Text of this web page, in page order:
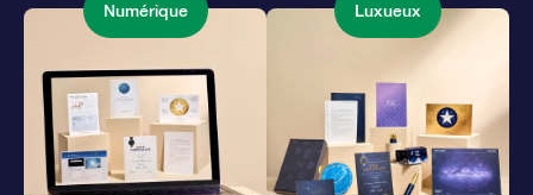
Numérique Luxueux